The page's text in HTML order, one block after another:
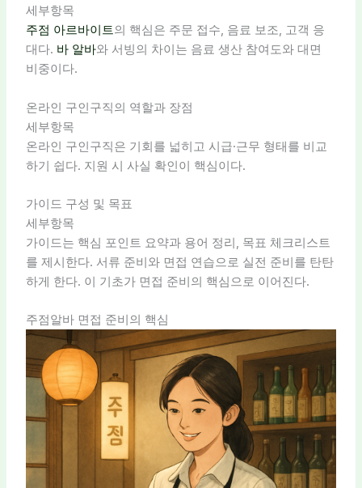
세부항목
주점 아르바이트의 핵심은 주문 접수, 음료 보조, 고객 응
대다. 바 알바와 서빙의 차이는 음료 생산 참여도와 대면
비중이다.
온라인 구인구직의 역할과 장점
세부항목
온라인 구인구직은 기회를 넓히고 시급·근무 형태를 비교
하기 쉽다. 지원 시 사실 확인이 핵심이다.
가이드 구성 및 목표
세부항목
가이드는 핵심 포인트 요약과 용어 정리, 목표 체크리스트
를 제시한다. 서류 준비와 면접 연습으로 실전 준비를 탄탄
하게 한다. 이 기초가 면접 준비의 핵심으로 이어진다.
주점알바 면접 준비의 핵심